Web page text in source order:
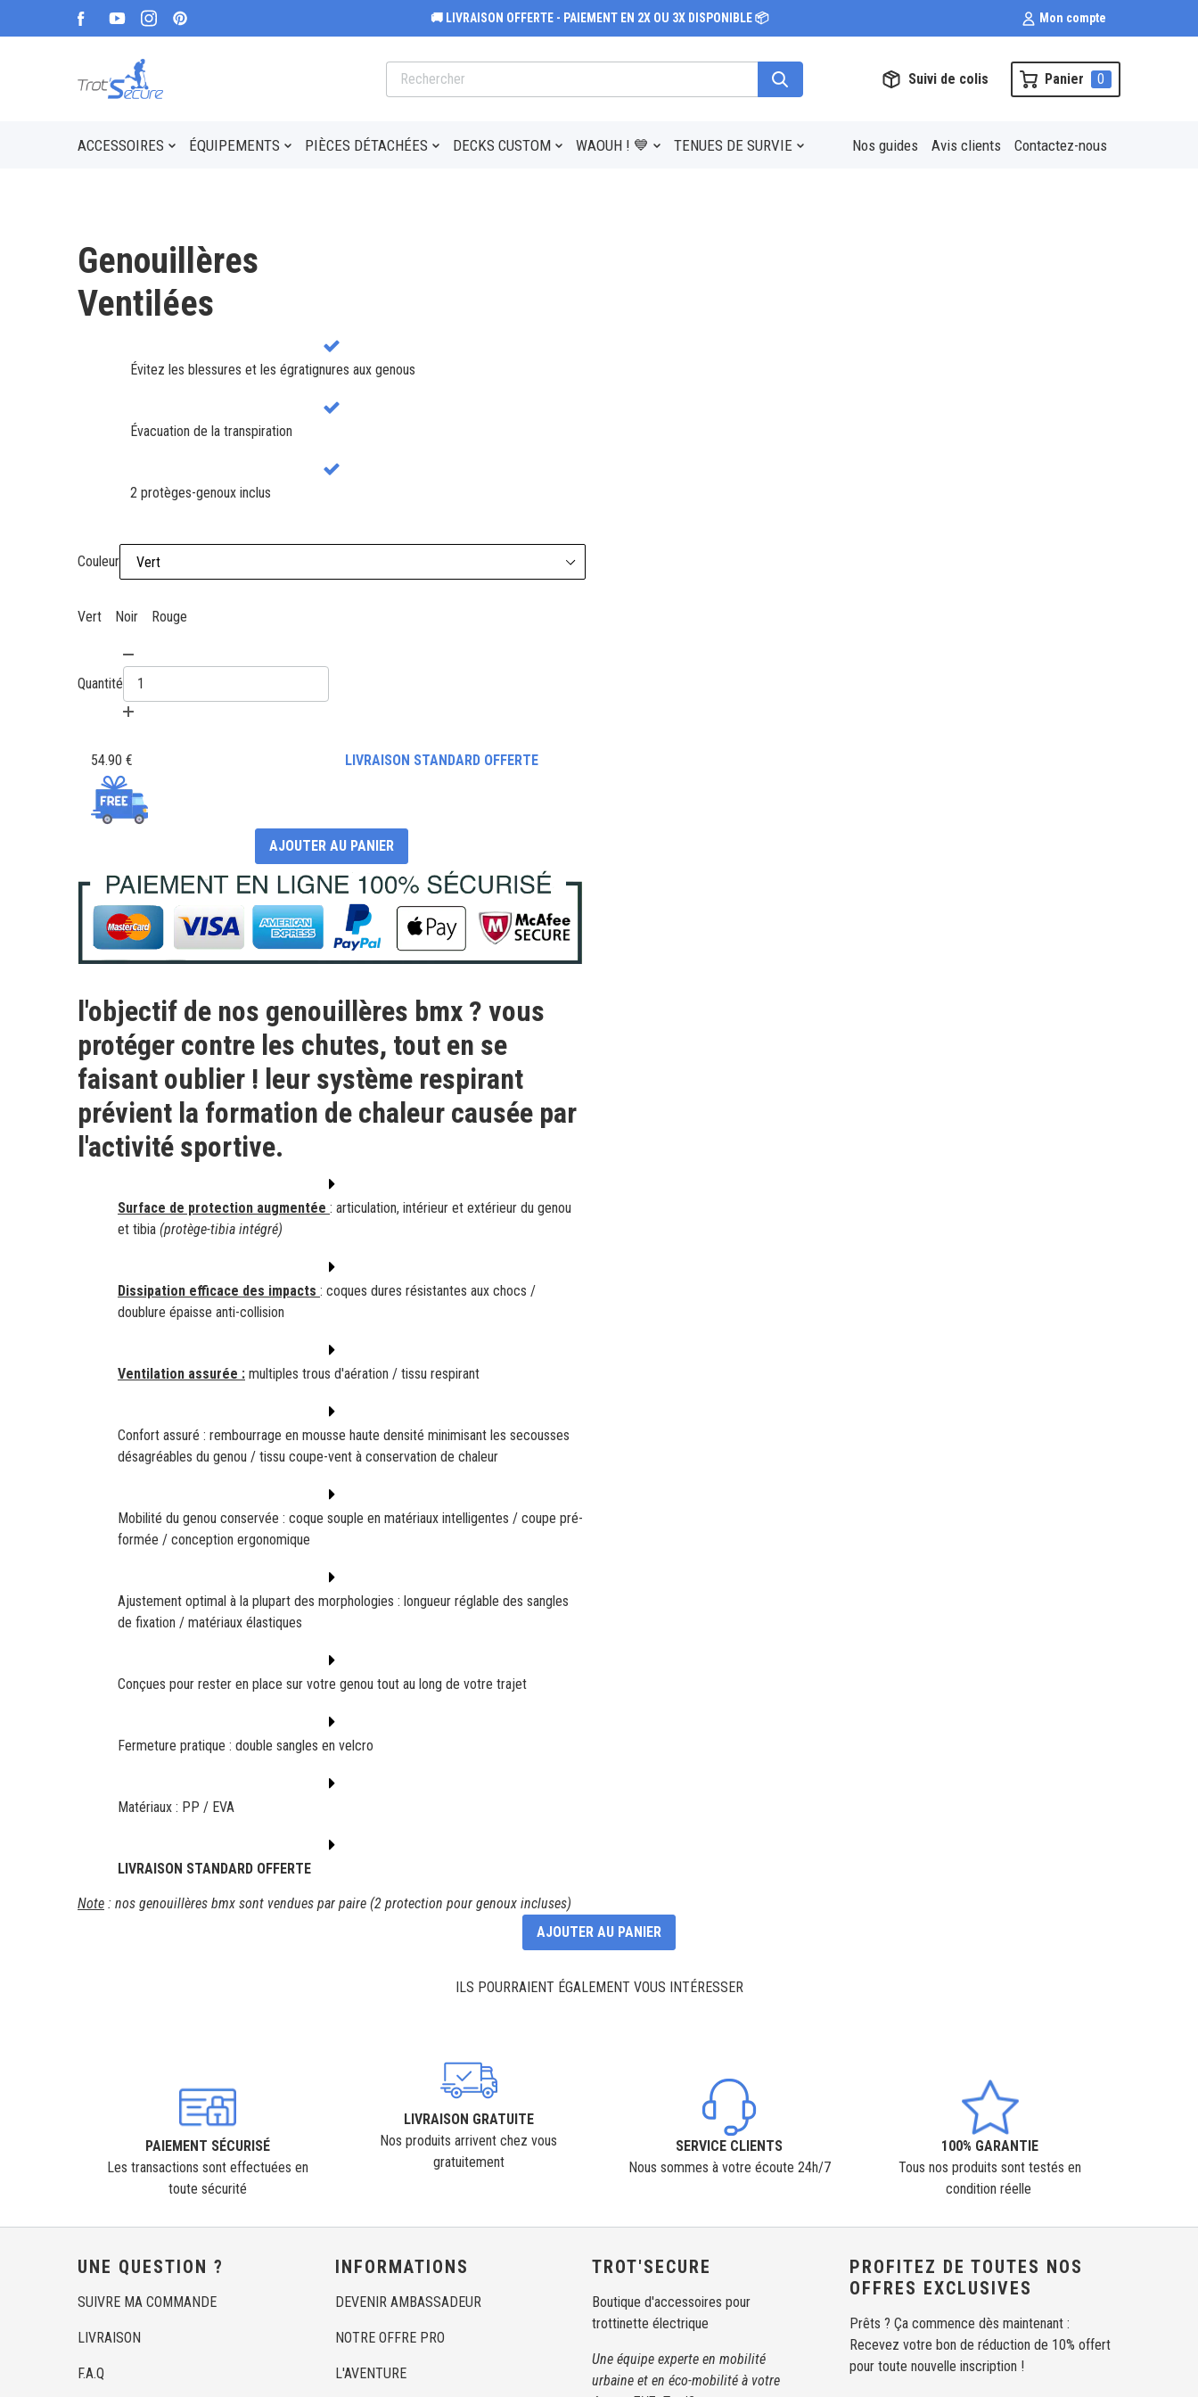
🚚 LIVRAISON OFFERTE - PAIEMENT EN 2X OU 3X DISPONIBLE 📦 Mon compte
Suivi de colis Panier 0
ACCESSOIRES ÉQUIPEMENTS PIÈCES DÉTACHÉES DECKS CUSTOM WAOUH ! 💙 TENUES DE SURVIE Nos guides Avis clients Contactez-nous
Genouillères
Ventilées
Évitez les blessures et les égratignures aux genous
Évacuation de la transpiration
2 protèges-genoux inclus
Couleur
Vert Noir Rouge
Quantité
54.90 € LIVRAISON STANDARD OFFERTE
AJOUTER AU PANIER
l'objectif de nos genouillères bmx ? vous
protéger contre les chutes, tout en se
faisant oublier ! leur système respirant
prévient la formation de chaleur causée par
l'activité sportive.
Surface de protection augmentée : articulation, intérieur et extérieur du genou
et tibia (protège-tibia intégré)
Dissipation efficace des impacts : coques dures résistantes aux chocs /
doublure épaisse anti-collision
Ventilation assurée : multiples trous d'aération / tissu respirant
Confort assuré : rembourrage en mousse haute densité minimisant les secousses
désagréables du genou / tissu coupe-vent à conservation de chaleur
Mobilité du genou conservée : coque souple en matériaux intelligentes / coupe pré-
formée / conception ergonomique
Ajustement optimal à la plupart des morphologies : longueur réglable des sangles
de fixation / matériaux élastiques
Conçues pour rester en place sur votre genou tout au long de votre trajet
Fermeture pratique : double sangles en velcro
Matériaux : PP / EVA
LIVRAISON STANDARD OFFERTE
Note : nos genouillères bmx sont vendues par paire (2 protection pour genoux incluses)
AJOUTER AU PANIER
ILS POURRAIENT ÉGALEMENT VOUS INTÉRESSER
PAIEMENT SÉCURISÉ
Les transactions sont effectuées en
toute sécurité
LIVRAISON GRATUITE
Nos produits arrivent chez vous
gratuitement
SERVICE CLIENTS
Nous sommes à votre écoute 24h/7
100% GARANTIE
Tous nos produits sont testés en
condition réelle
UNE QUESTION ?
SUIVRE MA COMMANDE
LIVRAISON
F.A.Q
INFORMATIONS
DEVENIR AMBASSADEUR
NOTRE OFFRE PRO
L'AVENTURE
TROT'SECURE
Boutique d'accessoires pour
trottinette électrique
Une équipe experte en mobilité
urbaine et en éco-mobilité à votre
PROFITEZ DE TOUTES NOS
OFFRES EXCLUSIVES
Prêts ? Ça commence dès maintenant :
Recevez votre bon de réduction de 10% offert
pour toute nouvelle inscription !